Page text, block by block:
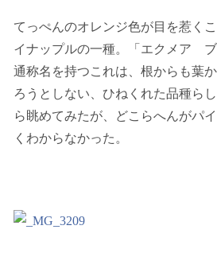
てっぺんのオレンジ色が目を惹く
イナップルの一種。「エクメア
通称名を持つこれは、根からも葉
ろうとしない、ひねくれた品種ら
ら眺めてみたが、どこらへんがパ
くわからなかった。